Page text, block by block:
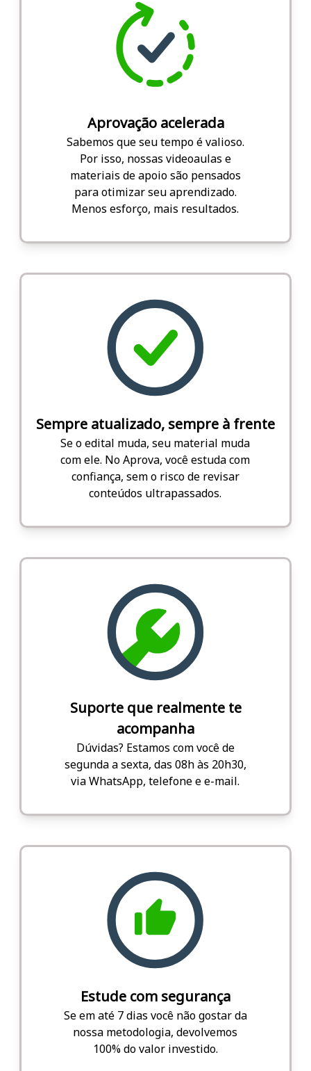
Aprovação acelerada
Sabemos que seu tempo é valioso.
Por isso, nossas videoaulas e
materiais de apoio são pensados
para otimizar seu aprendizado.
Menos esforço, mais resultados.
Sempre atualizado, sempre à frente
Se o edital muda, seu material muda
com ele. No Aprova, você estuda com
confiança, sem o risco de revisar
conteúdos ultrapassados.
Suporte que realmente te
acompanha
Dúvidas? Estamos com você de
segunda a sexta, das 08h às 20h30,
via WhatsApp, telefone e e-mail.
Estude com segurança
Se em até 7 dias você não gostar da
nossa metodologia, devolvemos
100% do valor investido.